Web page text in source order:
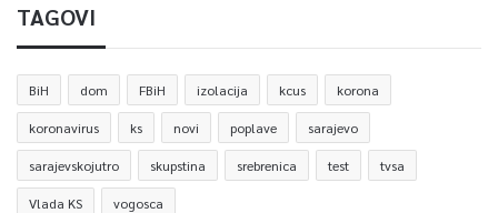
TAGOVI
BiH dom FBiH izolacija kcus korona
koronavirus ks novi poplave sarajevo
sarajevskojutro skupstina srebrenica test tvsa
Vlada KS vogosca